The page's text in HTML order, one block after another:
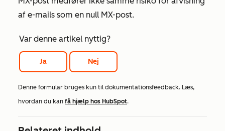
af e-mails som en null MX-post.
Var denne artikel nyttig?
Ja Nej
Denne formular bruges kun til dokumentationsfeedback. Læs,
hvordan du kan få hjælp hos HubSpot.